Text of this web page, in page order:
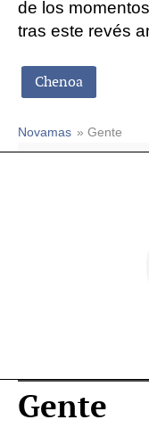
de los
tras este revés
Chenoa
Novamas » Gente
Gente